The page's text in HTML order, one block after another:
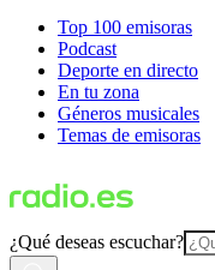
Top 100 emisoras
Podcast
Deporte en directo
En tu zona
Géneros musicales
Temas de emisoras
¿Qué deseas escuchar?